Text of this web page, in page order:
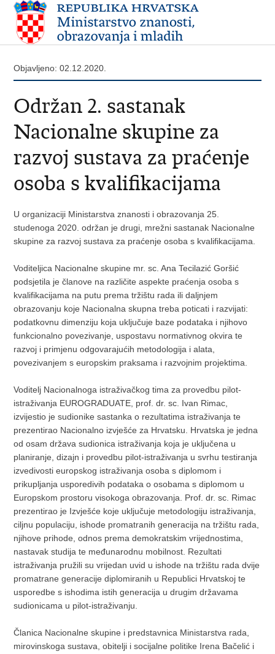
Objavljeno: 02.12.2020.
Održan 2. sastanak
Nacionalne skupine za
razvoj sustava za praćenje
osoba s kvalifikacijama
U organizaciji Ministarstva znanosti i obrazovanja 25.
studenoga 2020. održan je drugi, mrežni sastanak Nacionalne
skupine za razvoj sustava za praćenje osoba s kvalifikacijama.
Voditeljica Nacionalne skupine mr. sc. Ana Tecilazić Goršić
podsjetila je članove na različite aspekte praćenja osoba s
kvalifikacijama na putu prema tržištu rada ili daljnjem
obrazovanju koje Nacionalna skupna treba poticati i razvijati:
podatkovnu dimenziju koja uključuje baze podataka i njihovo
funkcionalno povezivanje, uspostavu normativnog okvira te
razvoj i primjenu odgovarajućih metodologija i alata,
povezivanjem s europskim praksama i razvojnim projektima.
Voditelj Nacionalnoga istraživačkog tima za provedbu pilot-
istraživanja EUROGRADUATE, prof. dr. sc. Ivan Rimac,
izvijestio je sudionike sastanka o rezultatima istraživanja te
prezentirao Nacionalno izvješće za Hrvatsku. Hrvatska je jedna
od osam država sudionica istraživanja koja je uključena u
planiranje, dizajn i provedbu pilot-istraživanja u svrhu testiranja
izvedivosti europskog istraživanja osoba s diplomom i
prikupljanja usporedivih podataka o osobama s diplomom u
Europskom prostoru visokoga obrazovanja. Prof. dr. sc. Rimac
prezentirao je Izvješće koje uključuje metodologiju istraživanja,
ciljnu populaciju, ishode promatranih generacija na tržištu rada,
njihove prihode, odnos prema demokratskim vrijednostima,
nastavak studija te međunarodnu mobilnost. Rezultati
istraživanja pružili su vrijedan uvid u ishode na tržištu rada dvije
promatrane generacije diplomiranih u Republici Hrvatskoj te
usporedbe s ishodima istih generacija u drugim državama
sudionicama u pilot-istraživanju.
Članica Nacionalne skupine i predstavnica Ministarstva rada,
mirovinskoga sustava, obitelji i socijalne politike Irena Bačelić i